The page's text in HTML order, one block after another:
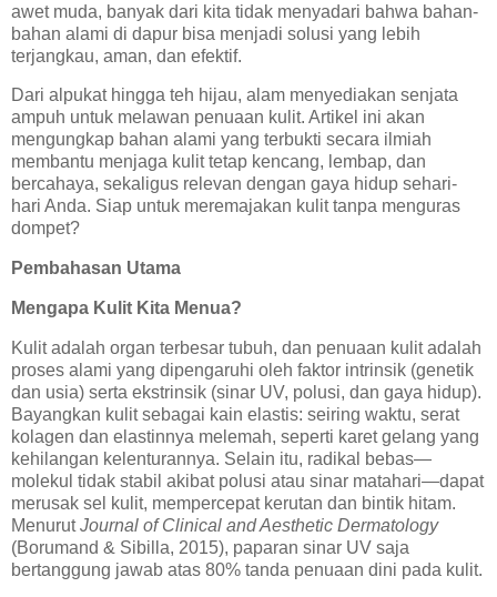
awet muda, banyak dari kita tidak menyadari bahwa bahan-
bahan alami di dapur bisa menjadi solusi yang lebih
terjangkau, aman, dan efektif.
Dari alpukat hingga teh hijau, alam menyediakan senjata
ampuh untuk melawan penuaan kulit. Artikel ini akan
mengungkap bahan alami yang terbukti secara ilmiah
membantu menjaga kulit tetap kencang, lembap, dan
bercahaya, sekaligus relevan dengan gaya hidup sehari-
hari Anda. Siap untuk meremajakan kulit tanpa menguras
dompet?
Pembahasan Utama
Mengapa Kulit Kita Menua?
Kulit adalah organ terbesar tubuh, dan penuaan kulit adalah
proses alami yang dipengaruhi oleh faktor intrinsik (genetik
dan usia) serta ekstrinsik (sinar UV, polusi, dan gaya hidup).
Bayangkan kulit sebagai kain elastis: seiring waktu, serat
kolagen dan elastinnya melemah, seperti karet gelang yang
kehilangan kelenturannya. Selain itu, radikal bebas—
molekul tidak stabil akibat polusi atau sinar matahari—dapat
merusak sel kulit, mempercepat kerutan dan bintik hitam.
MenurutJournal of Clinical and Aesthetic Dermatology
(Borumand & Sibilla, 2015), paparan sinar UV saja
bertanggung jawab atas 80% tanda penuaan dini pada kulit.